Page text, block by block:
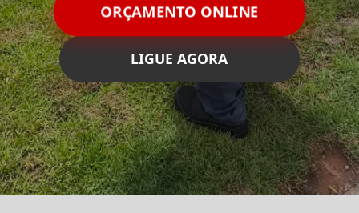
ORÇAMENTO ONLINE
LIGUE AGORA